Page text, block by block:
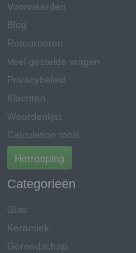
Voorwaarden
Blog
Retourneren
Veel gestelde vragen
Privacybeleid
Klachten
Woordenlijst
Calculation tools
Herroeping
Categorieën
Glas
Keramiek
Gereedschap